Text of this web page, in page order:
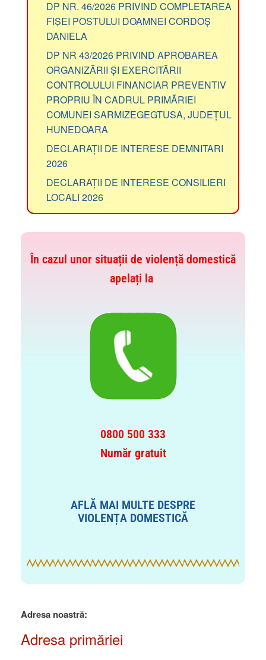
DP NR. 46/2026 PRIVIND COMPLETAREA
FIȘEI POSTULUI DOAMNEI CORDOȘ
DANIELA
DP NR 43/2026 PRIVIND APROBAREA
ORGANIZĂRII ȘI EXERCITĂRII
CONTROLULUI FINANCIAR PREVENTIV
PROPRIU ÎN CADRUL PRIMĂRIEI
COMUNEI SARMIZEGEGTUSA, JUDEȚUL
HUNEDOARA
DECLARAȚII DE INTERESE DEMNITARI
2026
DECLARAȚII DE INTERESE CONSILIERI
LOCALI 2026
În cazul unor situații de violență domestică
apelați la
0800 500 333
Număr gratuit
AFLĂ MAI MULTE DESPRE
VIOLENȚA DOMESTICĂ
Adresa noastră:
Adresa primăriei